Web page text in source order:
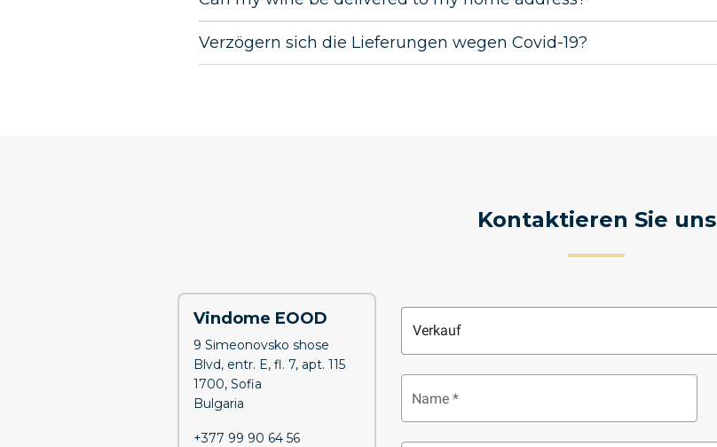
Verzögern sich die Lieferungen wegen Covid-19?
Kontaktieren Sie uns
Vindome EOOD
9 Simeonovsko shose
Blvd, entr. E, fl. 7, apt. 115
1700, Sofia
Bulgaria
+377 99 90 64 56
Verkauf
Name *